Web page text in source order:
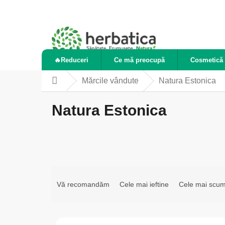
🔥Reduceri Ce mă preocupă Cosmetică
AcasăMărcile vândute Natura Estonica
Natura Estonica
eVă recomandăm Cele mai ieftine Cele mai